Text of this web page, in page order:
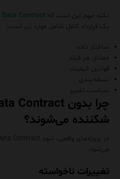
نکته مهم این است که Data Contract
یک قرارداد کامل شامل موارد زیر است:
ساختار داده
معنای هر فیلد
قوانین کیفیت
نسخه‌بندی
سیاست تغییر
شکننده می‌شوند؟
می‌شود:
تغییرات ناخواسته